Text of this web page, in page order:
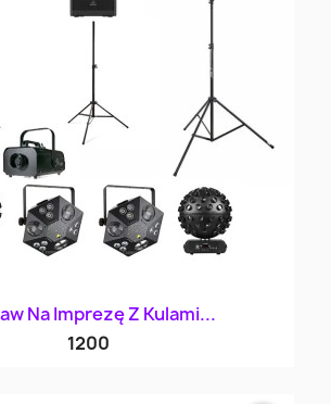
Na Imprezę Z Kulami...
1200